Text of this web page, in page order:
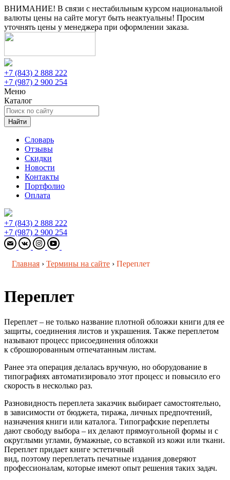
ВНИМАНИЕ! В связи с нестабильным курсом национальной
валюты цены на сайте могут быть неактуальны! Просим
уточнять цены у менеджера при оформлении заказа.
+7 (843) 2 888 222
+7 (987) 2 900 254
Меню
Каталог
Найти
Словарь
Отзывы
Скидки
Новости
Контакты
Портфолио
Оплата
+7 (843) 2 888 222
+7 (987) 2 900 254
Главная › Термины на сайте › Переплет
Переплет
Переплет – не только название плотной обложки книги для ее
защиты, соединения листов и украшения. Также переплетом
называют процесс присоединения обложки
к сброшюрованным отпечатанным листам.
Ранее эта операция делалась вручную, но оборудование в
типографиях автоматизировало этот процесс и повысило его
скорость в несколько раз.
Разновидность переплета заказчик выбирает самостоятельно,
в зависимости от бюджета, тиража, личных предпочтений,
назначения книги или каталога. Типографские переплеты
дают свободу выбора – их делают прямоугольной формы и с
округлыми углами, бумажные, со вставкой из кожи или ткани.
Переплет придает книге эстетичный
вид, поэтому переплетать печатные издания доверяют
профессионалам, которые имеют опыт решения таких задач.